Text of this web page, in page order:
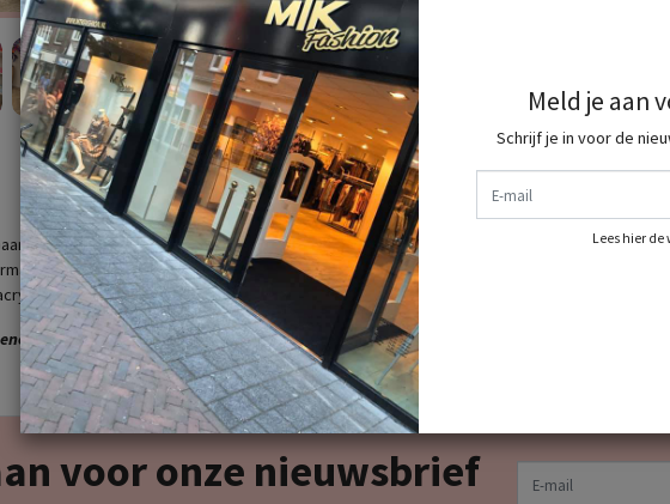
vanaf maat XS t/m maat XL
maat S/M en is 1.65cm lang
29% polyamide , 7% lana, 7% viscose
, tassen en riemen ? Ook dit shop je allemaal bij ons dus shop jou complete
voor onze nieuwsbrief E-mail
Meld je aan
Schrijf je in voor de
E-mail
Lees hier